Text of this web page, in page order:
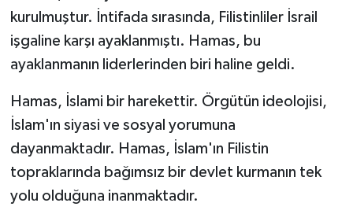
kurulmuştur. İntifada sırasında, Filistinliler İsrail
işgaline karşı ayaklanmıştı. Hamas, bu
ayaklanmanın liderlerinden biri haline geldi.
Hamas, İslami bir harekettir. Örgütün ideolojisi,
İslam'ın siyasi ve sosyal yorumuna
dayanmaktadır. Hamas, İslam'ın Filistin
topraklarında bağımsız bir devlet kurmanın tek
yolu olduğuna inanmaktadır.